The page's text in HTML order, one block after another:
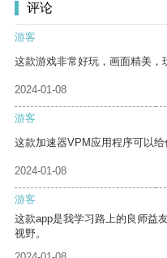
评论
游客
这款游戏非常好玩，画面精美，
2024-01-08
游客
这款加速器VPM应用程序可以给
2024-01-08
游客
这款app是我学习路上的良师益
视野。